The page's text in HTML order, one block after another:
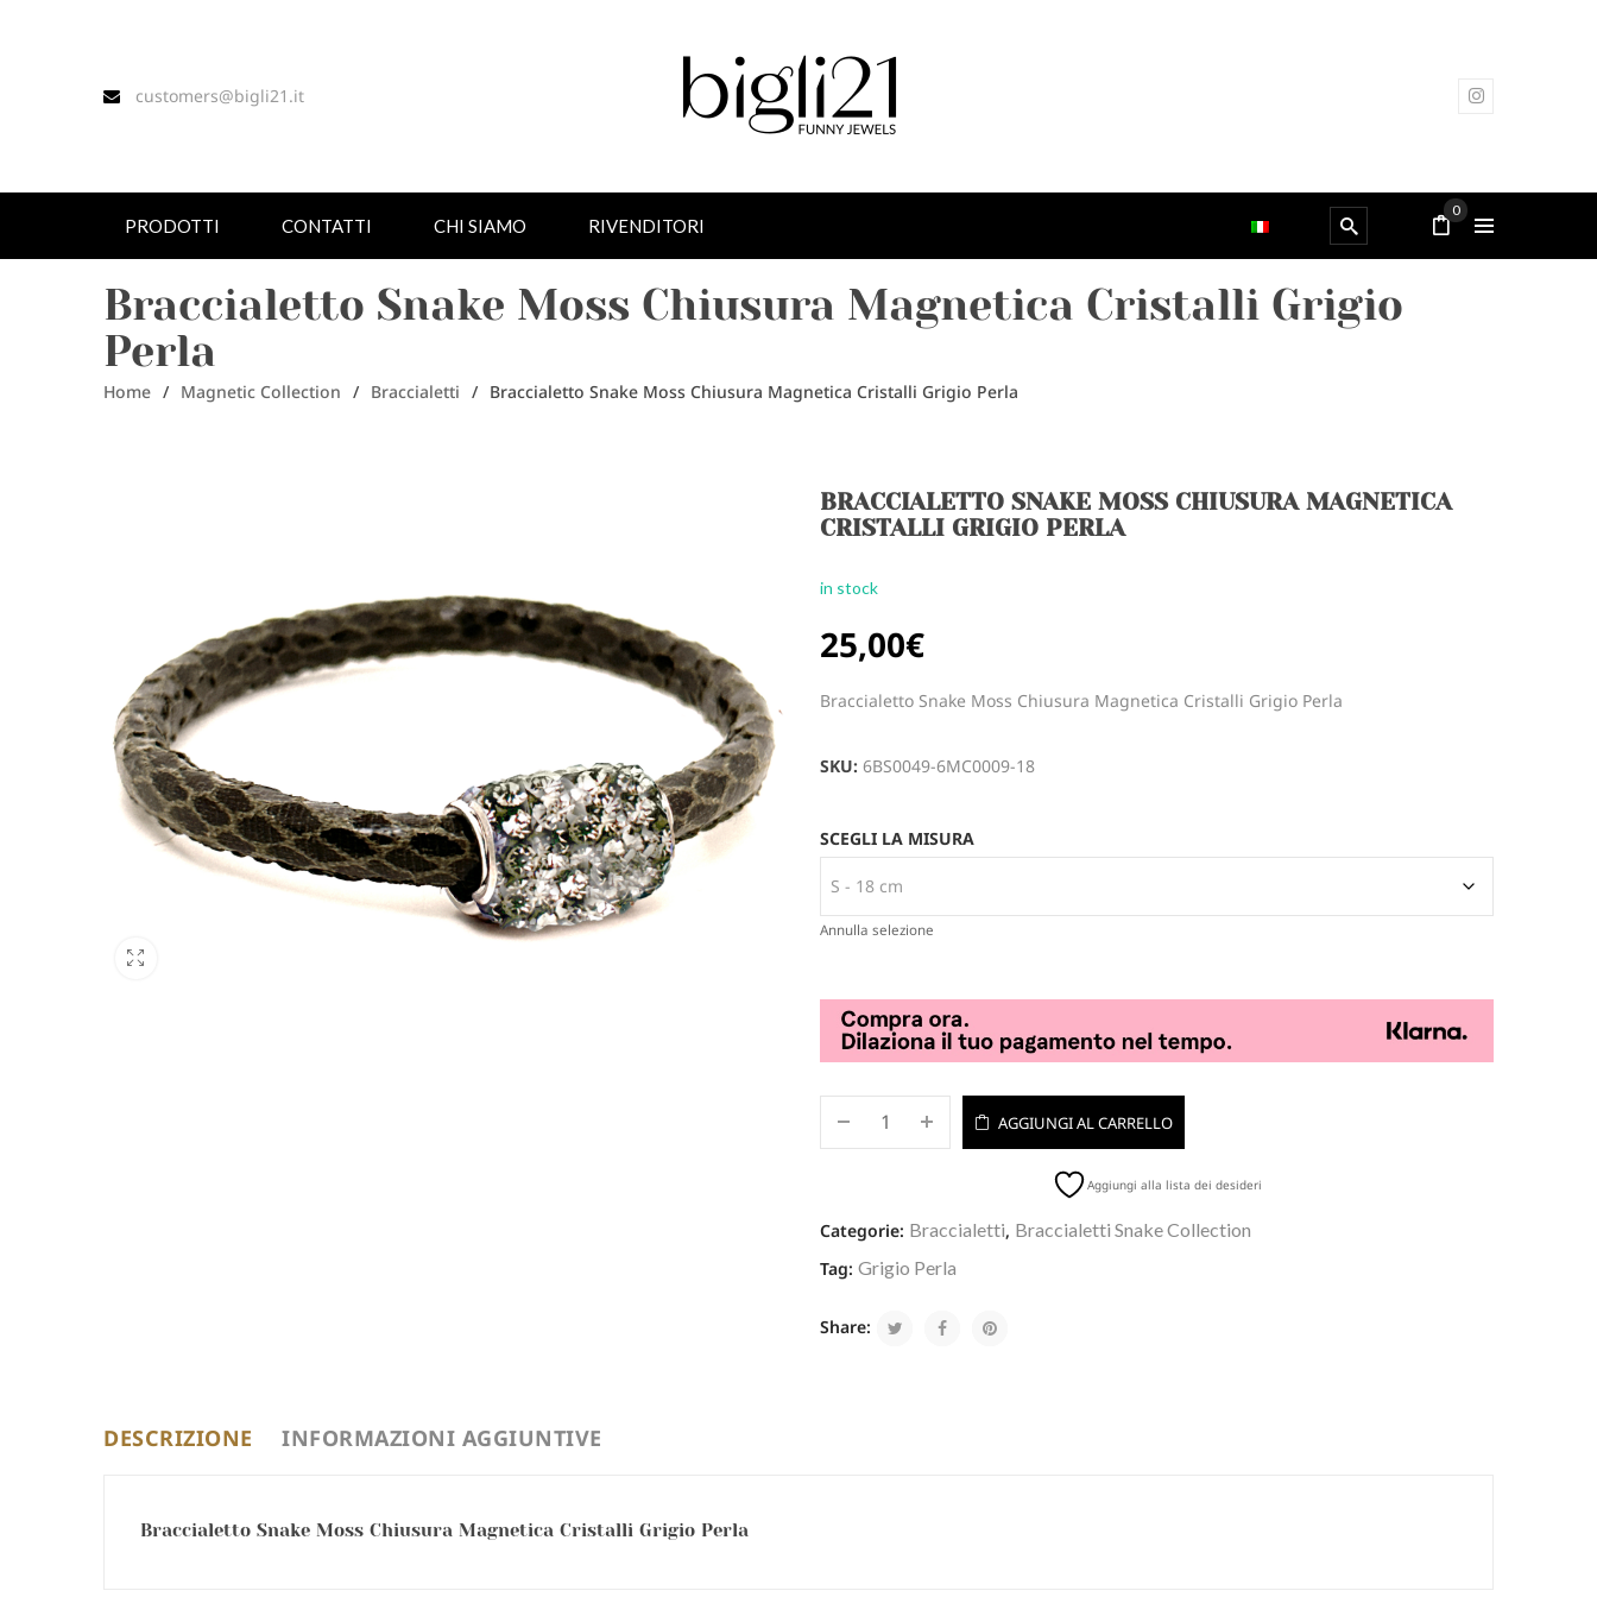
customers@bigli21.it
PRODOTTI CONTATTI CHI SIAMO RIVENDITORI
0
Braccialetto Snake Moss Chiusura Magnetica Cristalli Grigio
Perla
Home / Magnetic Collection / Braccialetti / Braccialetto Snake Moss Chiusura Magnetica Cristalli Grigio Perla
BRACCIALETTO SNAKE MOSS CHIUSURA MAGNETICA
CRISTALLI GRIGIO PERLA
in stock
25,00€
Braccialetto Snake Moss Chiusura Magnetica Cristalli Grigio Perla
SKU:6BS0049-6MC0009-18
SCEGLI LA MISURA
Annulla selezione
AGGIUNGI AL CARRELLO
Aggiungi alla lista dei desideri
Categorie: Braccialetti, Braccialetti Snake Collection
Tag:Grigio Perla
Share:
DESCRIZIONE INFORMAZIONI AGGIUNTIVE
Braccialetto Snake Moss Chiusura Magnetica Cristalli Grigio Perla